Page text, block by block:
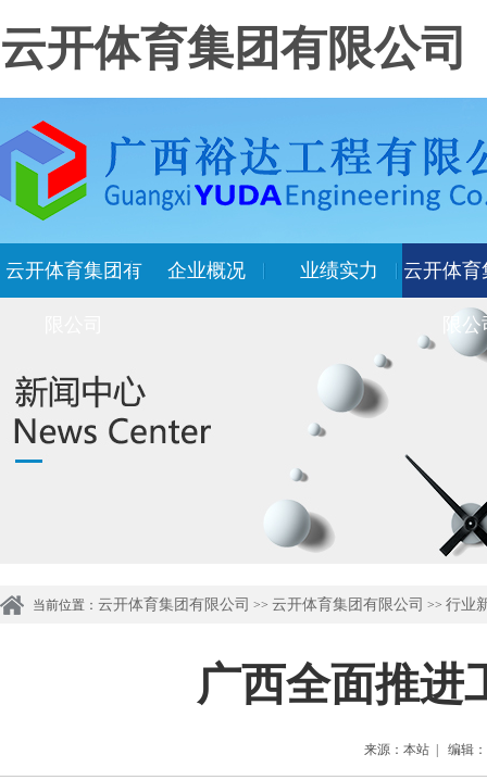
云开体育集团有限公司
云开体育集团有 企业概况 业绩实力 云开体育
限
当前位置： 云开体育集团有限公司 >> 云开体育集团有限公司 >> 行业
广西全面推进
来源：本站 | 编辑